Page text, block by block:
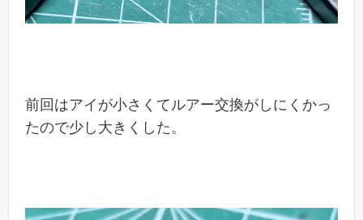
前回はアイが小さくてルアー交換がしにくかっ
たので少し大きくした。